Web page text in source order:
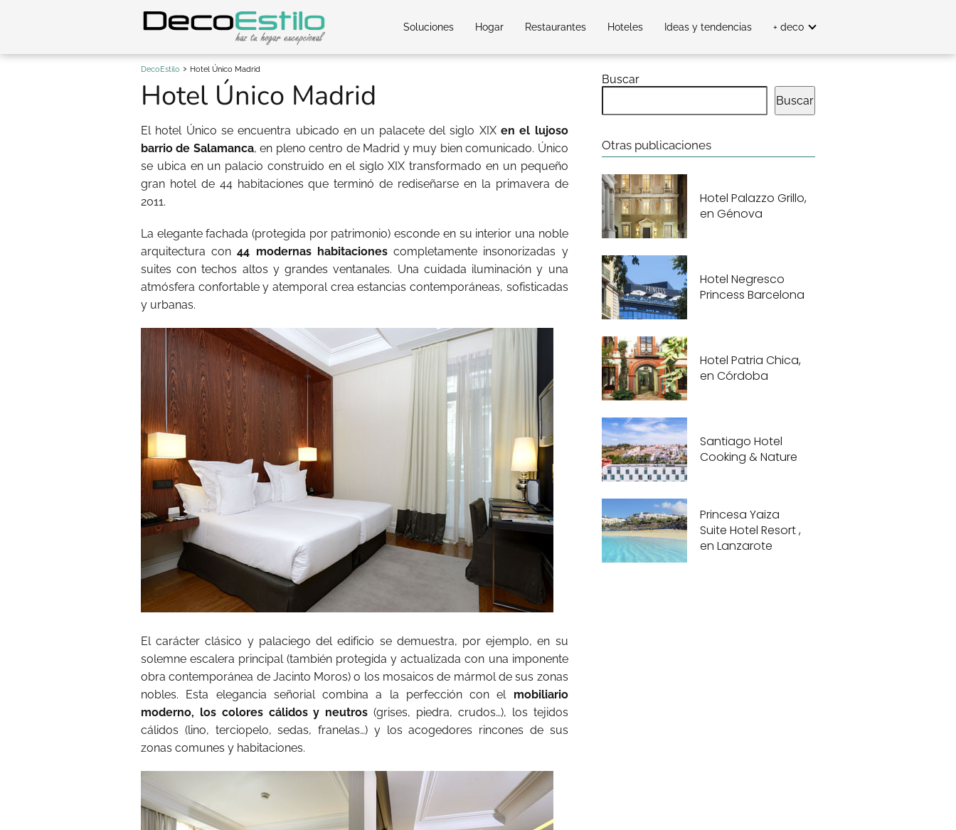
Soluciones Hogar Restaurantes Hoteles Ideas y tendencias + deco
DecoEstilo Hotel Único Madrid
Hotel Único Madrid
El hotel Único se encuentra ubicado en un palacete del siglo XIX en el lujoso
barrio de Salamanca, en pleno centro de Madrid y muy bien comunicado. Único
se ubica en un palacio construido en el siglo XIX transformado en un pequeño
gran hotel de 44 habitaciones que terminó de rediseñarse en la primavera de
2011.
La elegante fachada (protegida por patrimonio) esconde en su interior una noble
arquitectura con44 modernas habitacionescompletamente insonorizadas y
suites con techos altos y grandes ventanales. Una cuidada iluminación y una
atmósfera confortable y atemporal crea estancias contemporáneas, sofisticadas
y urbanas.
El carácter clásico y palaciego del edificio se demuestra, por ejemplo, en su
solemne escalera principal (también protegida y actualizada con una imponente
obra contemporánea de Jacinto Moros) o los mosaicos de mármol de sus zonas
nobles. Esta elegancia señorial combina a la perfección con el mobiliario
moderno, los colores cálidos y neutros (grises, piedra, crudos…), los tejidos
cálidos (lino, terciopelo, sedas, franelas…) y los acogedores rincones de sus
zonas comunes y habitaciones.
Buscar
Buscar
Otras publicaciones
Hotel Palazzo Grillo,
en Génova
Hotel Negresco
Princess Barcelona
Hotel Patria Chica,
en Córdoba
Santiago Hotel
Cooking & Nature
Princesa Yaiza
Suite Hotel Resort ,
en Lanzarote